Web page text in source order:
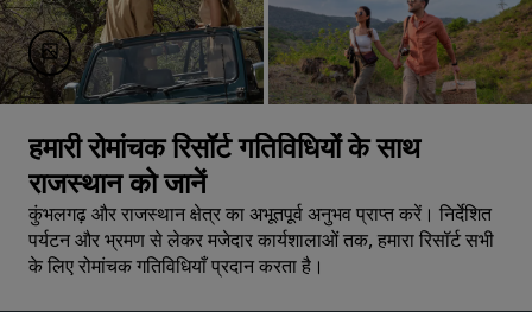
हमारी रोमांचक रिसॉर्ट गतिविधियों के साथ
राजस्थान को जानें
कुंभलगढ़ और राजस्थान क्षेत्र का अभूतपूर्व अनुभव प्राप्त करें। निर्देशित
पर्यटन और भ्रमण से लेकर मजेदार कार्यशालाओं तक, हमारा रिसॉर्ट सभी
के लिए रोमांचक गतिविधियाँ प्रदान करता है।